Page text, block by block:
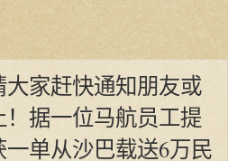
家赶快通知朋友或
据一位马航员工提
单从沙巴载送6万民